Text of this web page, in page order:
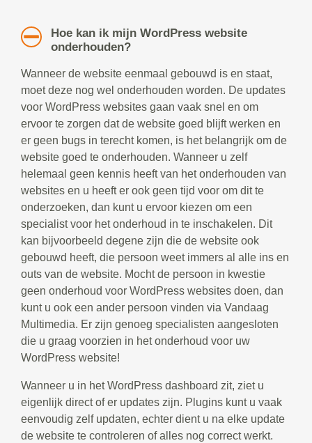
Hoe kan ik mijn WordPress website
onderhouden?
Wanneer de website eenmaal gebouwd is en staat,
moet deze nog wel onderhouden worden. De updates
voor WordPress websites gaan vaak snel en om
ervoor te zorgen dat de website goed blijft werken en
er geen bugs in terecht komen, is het belangrijk om de
website goed te onderhouden. Wanneer u zelf
helemaal geen kennis heeft van het onderhouden van
websites en u heeft er ook geen tijd voor om dit te
onderzoeken, dan kunt u ervoor kiezen om een
specialist voor het onderhoud in te inschakelen. Dit
kan bijvoorbeeld degene zijn die de website ook
gebouwd heeft, die persoon weet immers al alle ins en
outs van de website. Mocht de persoon in kwestie
geen onderhoud voor WordPress websites doen, dan
kunt u ook een ander persoon vinden via Vandaag
Multimedia. Er zijn genoeg specialisten aangesloten
die u graag voorzien in het onderhoud voor uw
WordPress website!
Wanneer u in het WordPress dashboard zit, ziet u
eigenlijk direct of er updates zijn. Plugins kunt u vaak
eenvoudig zelf updaten, echter dient u na elke update
de website te controleren of alles nog correct werkt.